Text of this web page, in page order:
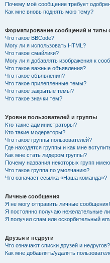
Почему моё сообщение требует
Как мне вновь поднять мою тему?
Форматирование сообщений и типы
Что такое BBCode?
Могу ли я использовать HTML?
Что такое смайлики?
Могу ли я добавлять изображения к
Что такое важные объявления?
Что такое объявления?
Что такое прилепленные темы?
Что такое закрытые темы?
Что такое значки тем?
Уровни пользователей и группы
Кто такие администраторы?
Кто такие модераторы?
Что такое группы пользователей?
Где находятся группы и как мне
Как мне стать лидером группы?
Почему названия некоторых групп
Что такое группа по умолчанию?
Что означает ссылка «Наша команда»?
Личные сообщения
Я не могу отправить личные сообщения!
Я постоянно получаю нежелательные
Я получил спам или оскорбительный
Друзья и недруги
Что означают списки друзей и недругов?
Как мне добавлять/удалять